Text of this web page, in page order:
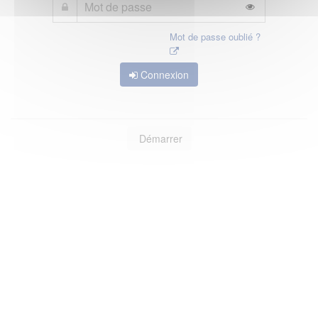
Mot de passe oublié ?
Connexion
Démarrer